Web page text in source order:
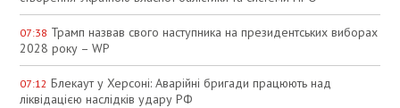
07:38 Трамп назвав свого наступника на президентських виборах
2028 року – WP
07:12 Блекаут у Херсоні: Аварійні бригади працюють над
ліквідацією наслідків удару РФ